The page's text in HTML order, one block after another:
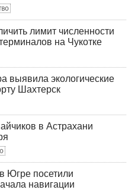
лимит численности
на Чукотке
выявила экологические
Шахтерск
в Астрахани
Югре посетили
навигации